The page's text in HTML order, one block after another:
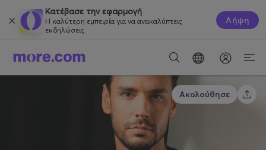
Κατέβασε την εφαρμογή
Η καλύτερη εμπειρία για να ανακαλύπτεις
εκδηλώσεις.
Λήψη
Ακολούθησε